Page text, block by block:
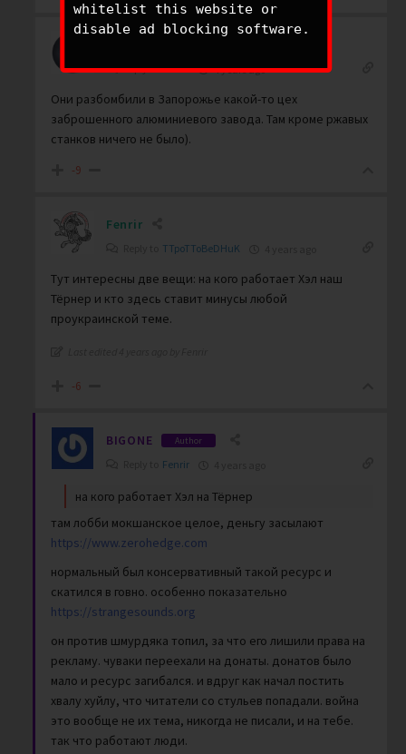
Reply toFenrir 4 years ago
Они разбомбили в Запорожье какой-то цех
заброшенного алюминиевого завода. Там кроме ржавых
станков ничего не было).
-9
Fenrir
TTpoTToBeDHuK
Тут интересны две вещи: на кого работает Хэл наш
Тёрнер и кто здесь ставит минусы любой
проукраинской теме.
-6
BIGONE Author
Fenrir
на кого работает Хэл на Тёрнер
там лобби мокшанское целое, деньгу засылают
https://www.zerohedge.com
нормальный был консервативный такой ресурс и
скатился в говно. особенно показательно
https://strangesounds.org
он против шмурдяка топил, за что его лишили права на
рекламу. чуваки переехали на донаты. донатов было
мало и ресурс загибался. и вдруг как начал постить
хвалу хуйлу, что читатели со стульев попадали. война
это вообще не их тема, никогда не писали, и на тебе.
так что работают люди.
whitelist this website or
disable ad blocking software.